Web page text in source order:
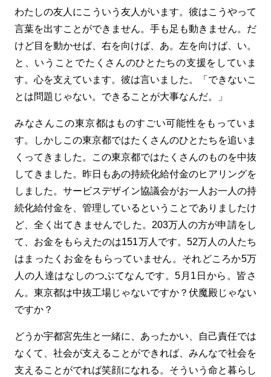
わたしの友人にこういう友人がいます。彼はこうやって
言葉を出すことができません。手も足も動きません。だ
けど目を動かせば、右を向けば、あ。左を向けば、い。
と、いうことでたくさんのひとたちの支援をしていま
す。心を支えています。彼は言いました。「できないこ
とは問題じゃない。できることが大事なんだ。」
みなさんこの東京都はものすごい可能性をもっていま
す。しかしこの東京都ではたくさんのひとたちを追いま
くってきました。この東京都ではたくさんのものを中抜
してきました。昨日もあの持続化給付金のヒアリングを
しました。サービスデザイン協議会がお一人お一人の持
続化給付金を、管理しているということでありましたけ
ど、全く出てきませんでした。203万人の方が申請をし
て、お金をもらえたのは151万人です。52万人の人たち
はまったくお金をもらっていません。それどころか5万
人の人達はなしのつぶてなんです。5月1日から。皆さ
ん。東京都は中抜工場じゃないですか？伏魔殿じゃない
ですか？
どうか宇都宮先生と一緒に、あったかい、自己責任では
なくて、社会が支えることができれば、みんなで社会を
支えることがでれば笑顔になれる。そういう命と暮らし